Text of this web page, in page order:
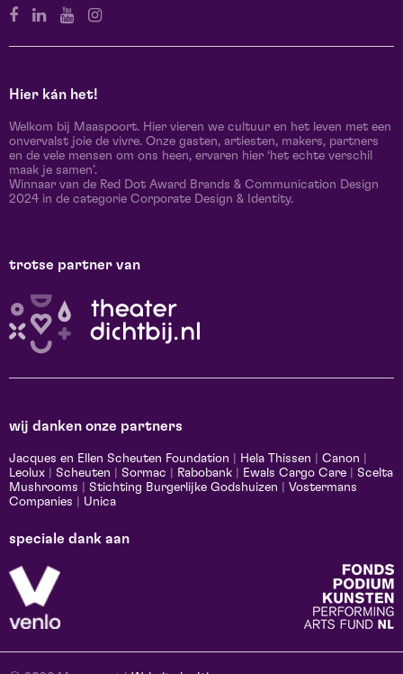
Hier kán het!
Welkom bij Maaspoort. Hier vieren we cultuur en het leven met een
onvervalst joie de vivre. Onze gasten, artiesten, makers, partners
en de vele mensen om ons heen, ervaren hier ‘het echte verschil
maak je samen’.
Winnaar van de Red Dot Award Brands & Communication Design
2024 in de categorie Corporate Design & Identity.
trotse partner van
wij danken onze partners
Jacques en Ellen Scheuten Foundation Hela Thissen Canon
Leolux
Scheuten Sormac Rabobank Ewals Cargo Care
Scelta
Mushrooms
Stichting Burgerlijke Godshuizen
Vostermans
Companies
Unica
speciale dank aan